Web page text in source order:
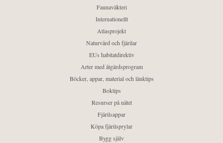
Faunaväkteri
Internationellt
Atlasprojekt
Naturvård och fjärilar
EUs habitatdirektiv
Arter med åtgärdsprogram
Böcker, appar, material och länktips
Boktips
Resurser på nätet
Fjärilsappar
Köpa fjärilsprylar
Bygg själv